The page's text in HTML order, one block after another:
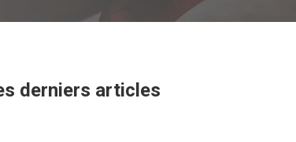
derniers articles